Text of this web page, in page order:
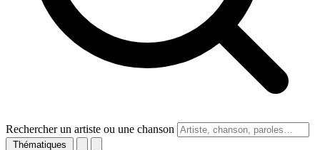
Rechercher un artiste ou une chanson
Thématiques